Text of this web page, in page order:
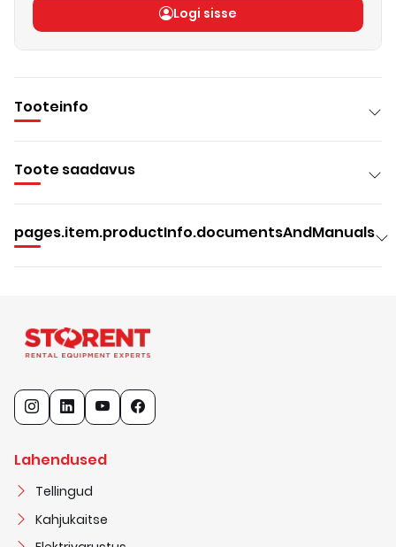
Logi sisse
Tooteinfo
Toote saadavus
pages.item.productInfo.documentsAndManuals
Lahendused
Tellingud
Kahjukaitse